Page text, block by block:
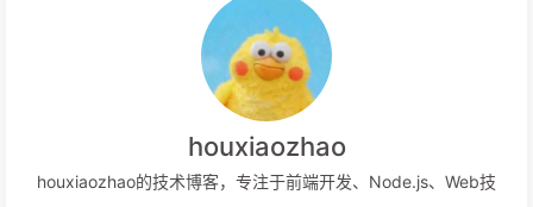
houxiaozhao
houxiaozhao的技术博客，专注于前端开发、Node.js、Web技